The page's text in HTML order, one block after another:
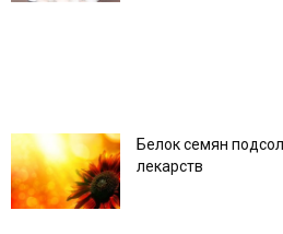
Белок семян
лекарств